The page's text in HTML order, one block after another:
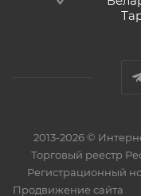
2013-2026 ©
Торговый реестр
Регистрационный
Продвижение сайта